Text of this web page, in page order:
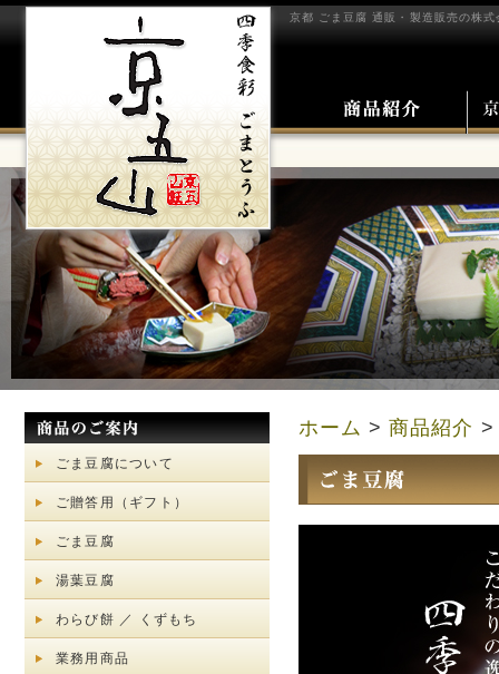
京都 ごま豆腐 通販・製造販売の株式
ごま豆腐について
ご贈答用（ギフト）
ごま豆腐
湯葉豆腐
わらび餅 ／ くずもち
業務用商品
ホーム >商品紹介 >